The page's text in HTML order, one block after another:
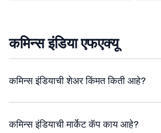
कमिन्स इंडिया एफएक्यू
कमिन्स इंडियाची शेअर किंमत किती आहे?
कमिन्स इंडियाची मार्केट कॅप काय आहे?